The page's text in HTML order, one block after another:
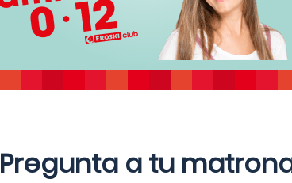
Pregunta a tu